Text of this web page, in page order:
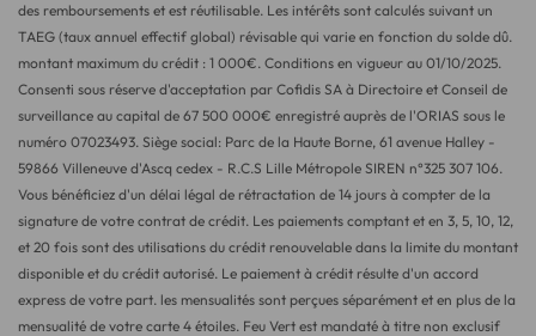
des remboursements et est réutilisable. Les intérêts sont calculés suivant un
TAEG (taux annuel effectif global) révisable qui varie en fonction du solde dû.
montant maximum du crédit : 1 000€. Conditions en vigueur au 01/10/2025.
Consenti sous réserve d'acceptation par Cofidis SA à Directoire et Conseil de
surveillance au capital de 67 500 000€ enregistré auprès de l'ORIAS sous le
numéro 07023493. Siège social: Parc de la Haute Borne, 61 avenue Halley -
59866 Villeneuve d'Ascq cedex - R.C.S Lille Métropole SIREN n°325 307 106.
Vous bénéficiez d'un délai légal de rétractation de 14 jours à compter de la
signature de votre contrat de crédit. Les paiements comptant et en 3, 5, 10, 12,
et 20 fois sont des utilisations du crédit renouvelable dans la limite du montant
disponible et du crédit autorisé. Le paiement à crédit résulte d'un accord
express de votre part. les mensualités sont perçues séparément et en plus de la
mensualité de votre carte 4 étoiles. Feu Vert est mandaté à titre non exclusif